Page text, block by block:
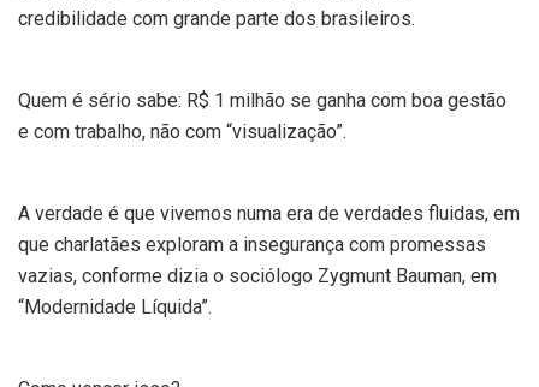
credibilidade com grande parte dos brasileiros.
Quem é sério sabe: R$ 1 milhão se ganha com boa gestão
e com trabalho, não com “visualização”.
A verdade é que vivemos numa era de verdades fluidas, em
que charlatães exploram a insegurança com promessas
vazias, conforme dizia o sociólogo Zygmunt Bauman, em
“Modernidade Líquida”.